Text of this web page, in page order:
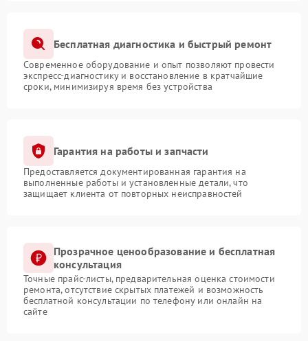
Бесплатная диагностика и быстрый ремонт
Современное оборудование и опыт позволяют провести
экспресс-диагностику и восстановление в кратчайшие
сроки, минимизируя время без устройства
Гарантия на работы и запчасти
Предоставляется документированная гарантия на
выполненные работы и установленные детали, что
защищает клиента от повторных неисправностей
Прозрачное ценообразование и бесплатная
консультация
Точные прайс-листы, предварительная оценка стоимости
ремонта, отсутствие скрытых платежей и возможность
бесплатной консультации по телефону или онлайн на
сайте